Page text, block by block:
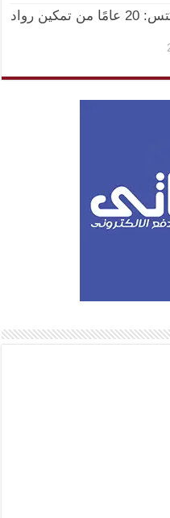
أورنچ مصر وإيناكتس: 20 عامًا من تمكين رواد